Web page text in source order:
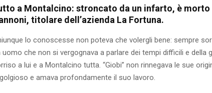
a Montalcino: stroncato da un infarto, è morto
titolare dell’azienda La Fortuna.
lo conoscesse non poteva che volergli bene: sempre
uomo che non si vergognava a parlare dei tempi difficili e della
a lui e a Montalcino tutta. “Giobi” non rinnegava le sue
e amava profondamente il suo lavoro.